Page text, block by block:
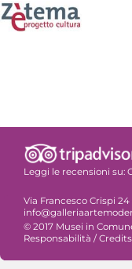
Leggi le recensioni su:
Via Francesco Crispi 24
© 2017 Musei in
Responsabilità / Credits